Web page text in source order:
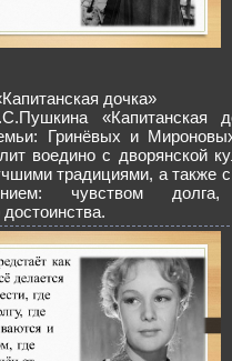
дочка»
«Капитанская
Гринёвых и
воедино с дворянской
традициями, а также
чувством долга,
достоинства.